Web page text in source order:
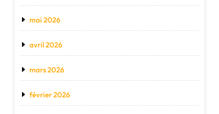
mai 2026
avril 2026
mars 2026
février 2026